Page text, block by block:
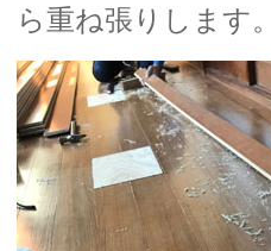
ら重ね張りします。